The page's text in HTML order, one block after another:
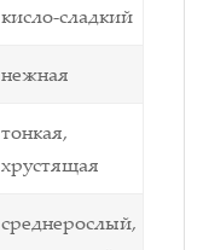
кисло-сладкий
нежная
тонкая,
хрустящая
среднерослый,